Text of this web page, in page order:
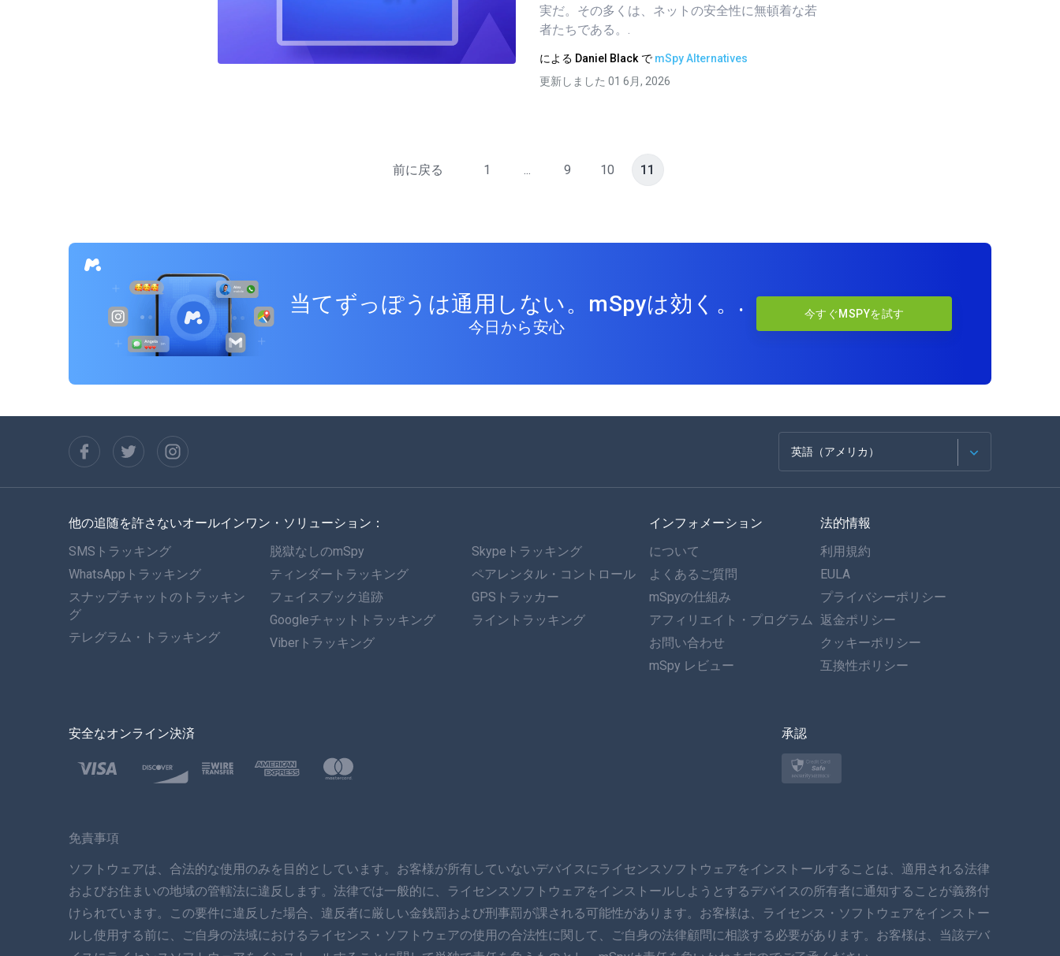
ツイッター
実だ。その多くは、ネットの安全性に無頓着な若
者たちである。.
による Daniel Black で mSpy Alternatives
更新しました 01 6月, 2026
ゲ
ー
シ
ョ
ン
前に戻る 1 ... 9 10 11
当てずっぽうは通用しない。mSpyは効く。.
今日から安心
今すぐMSPYを試す
英語（アメリカ）
フランセ
スペイン語
ポルトガル語
イタリア語
トルコ語
ノルスク
スヴェンスカ
ภาษาไทย
他の追随を許さないオールインワン・ソリューション：
SMSトラッキング
WhatsAppトラッキング
スナップチャットのトラッキン
グ
テレグラム・トラッキング
脱獄なしのmSpy
ティンダートラッキング
フェイスブック追跡
Googleチャットトラッキング
Viberトラッキング
Skypeトラッキング
ペアレンタル・コントロール
GPSトラッカー
ライントラッキング
インフォメーション
について
よくあるご質問
mSpyの仕組み
アフィリエイト・プログラム
お問い合わせ
mSpy レビュー
法的情報
利用規約
EULA
プライバシーポリシー
返金ポリシー
クッキーポリシー
互換性ポリシー
安全なオンライン決済 承認
免責事項
ソフトウェアは、合法的な使用のみを目的としています。お客様が所有していないデバイスにライセンスソフトウェアをインストールすることは、適用される法律
およびお住まいの地域の管轄法に違反します。法律では一般的に、ライセンスソフトウェアをインストールしようとするデバイスの所有者に通知することが義務付
けられています。この要件に違反した場合、違反者に厳しい金銭罰および刑事罰が課される可能性があります。お客様は、ライセンス・ソフトウェアをインストー
ルし使用する前に、ご自身の法域におけるライセンス・ソフトウェアの使用の合法性に関して、ご自身の法律顧問に相談する必要があります。お客様は、当該デバ